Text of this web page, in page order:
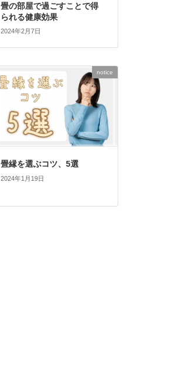
畳の部屋で過ごすことで得
られる健康効果
2024年2月7日
notice
畳縁を選ぶコツ、5選
2024年1月19日